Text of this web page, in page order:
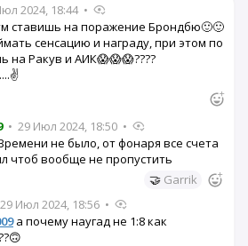
2024, 18:44 •
ставишь на поражение Брондбю🙂🙂
сенсацию и награду, при этом по
на Ракув и АИК😱😱😱????
• 29 Июл 2024, 18:50 •
не было, от фонаря все счета
чтоб вообще не пропустить
🤝 Garrik
29 Июл 2024, 18:56 •
а почему наугад не 1:8 как